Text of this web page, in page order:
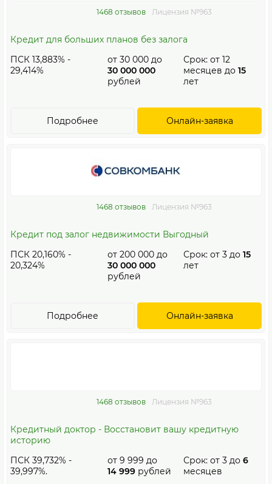
1468 отзывов Лицензия №963
Кредит для больших планов без залога
ПСК 13,883% -
29,414%
от 30 000 до
30 000 000
рублей
Срок: от 12
месяцев до 15
лет
Онлайн-заявка
Подробнее
1468 отзывов Лицензия №963
Кредит под залог недвижимости Выгодный
ПСК 20,160% -
20,324%
от 200 000 до
30 000 000
рублей
Срок: от 3до 15
лет
Онлайн-заявка
Подробнее
1468 отзывов Лицензия №963
Кредитный доктор - Восстановит вашу кредитную
историю
ПСК 39,732% -
39,997%.
от 9 999 до
14 999 рублей
Срок: от 3до 6
месяцев